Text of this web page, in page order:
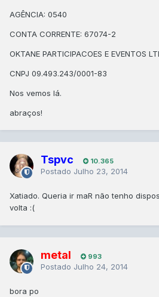
AGÊNCIA: 0540
CONTA CORRENTE: 67074-2
OKTANE PARTICIPACOES E EVENTOS
CNPJ 09.493.243/0001-83
Nos vemos lá.
abraços!
Tspvc 10.365
Postado Julho 23, 2014
Xatiado. Queria ir maR não tenho
volta :(
metal 993
Postado Julho 24, 2014
bora po